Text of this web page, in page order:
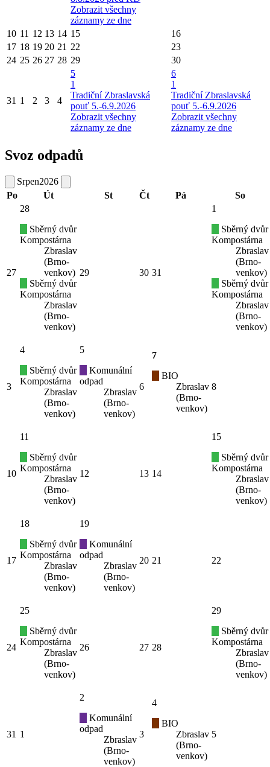
Zobrazit všechny
záznamy ze dne
10 11 12 13 14 15
16
17 18 19 20 21 22
23
24 25 26 27 28 29 30
31 1 2 3 4
5
1
Tradiční Zbraslavská
pouť 5.-6.9.2026
Zobrazit všechny
záznamy ze dne
6
1
Tradiční Zbraslavská
pouť 5.-6.9.2026
Zobrazit všechny
záznamy ze dne
Svoz odpadů
Srpen2026
Po
Út St Čt Pá So
27
28
Sběrný dvůr
Kompostárna
Zbraslav
(Brno-
venkov)
Sběrný dvůr
Kompostárna
Zbraslav
(Brno-
venkov)
29 30 31
1
Sběrný dvůr
Kompostárna
Zbraslav
(Brno-
venkov)
Sběrný dvůr
Kompostárna
Zbraslav
(Brno-
venkov)
3
4
Sběrný dvůr
Kompostárna
Zbraslav
(Brno-
venkov)
5
Komunální
odpad
Zbraslav
(Brno-
venkov)
6
7
BIO
Zbraslav
(Brno-
venkov)
8
10
11
Sběrný dvůr
Kompostárna
Zbraslav
(Brno-
venkov)
12 13 14
15
Sběrný dvůr
Kompostárna
Zbraslav
(Brno-
venkov)
17
18
Sběrný dvůr
Kompostárna
Zbraslav
(Brno-
venkov)
19
Komunální
odpad
Zbraslav
(Brno-
venkov)
20 21 22
24
25
Sběrný dvůr
Kompostárna
Zbraslav
(Brno-
venkov)
26 27 28
29
Sběrný dvůr
Kompostárna
Zbraslav
(Brno-
venkov)
31 1
2
Komunální
odpad
Zbraslav
(Brno-
venkov)
3
4
BIO
Zbraslav
(Brno-
venkov)
5